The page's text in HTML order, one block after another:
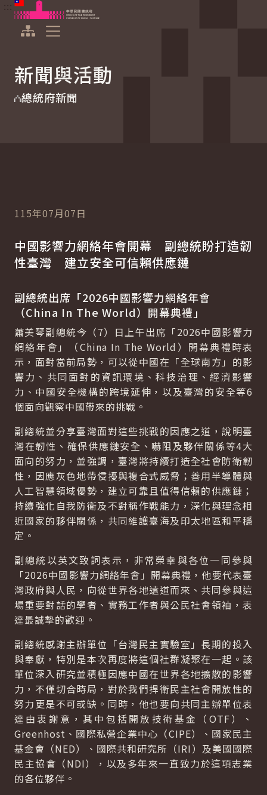
跳到主要內容
中華民國總統府
新聞與活動
總統府新聞
115年07月07日
中國影響力網絡年會開幕 副總統盼打造韌
性臺灣 建立安全可信賴供應鏈
副總統出席「2026中國影響力網絡年會
（China In The World）開幕典禮」
蕭美琴副總統今（7）日上午出席「2026中國影響力
網絡年會」（China In The World）開幕典禮時表
示，面對當前局勢，可以從中國在「全球南方」的影
響力、共同面對的資訊環境、科技治理、經濟影響
力、中國安全機構的跨境延伸，以及臺灣的安全等6
個面向觀察中國帶來的挑戰。
副總統並分享臺灣面對這些挑戰的因應之道，說明臺
灣在韌性、確保供應鏈安全、嚇阻及夥伴關係等4大
面向的努力，並強調，臺灣將持續打造全社會防衛韌
性，因應灰色地帶侵擾與複合式威脅；善用半導體與
人工智慧領域優勢，建立可靠且值得信賴的供應鏈；
持續強化自我防衛及不對稱作戰能力，深化與理念相
近國家的夥伴關係，共同維護臺海及印太地區和平穩
定。
副總統以英文致詞表示，非常榮幸與各位一同參與
「2026中國影響力網絡年會」開幕典禮，他要代表臺
灣政府與人民，向從世界各地遠道而來、共同參與這
場重要對話的學者、實務工作者與公民社會領袖，表
達最誠摯的歡迎。
副總統感謝主辦單位「台灣民主實驗室」長期的投入
與奉獻，特別是本次再度將這個社群凝聚在一起。該
單位深入研究並積極因應中國在世界各地擴散的影響
力，不僅切合時局，對於我們捍衛民主社會開放性的
努力更是不可或缺。同時，他也要向共同主辦單位表
達由衷謝意，其中包括開放技術基金（OTF）、
Greenhost、國際私營企業中心（CIPE）、國家民主
基金會（NED）、國際共和研究所（IRI）及美國國際
民主協會（NDI），以及多年來一直致力於這項志業
的各位夥伴。